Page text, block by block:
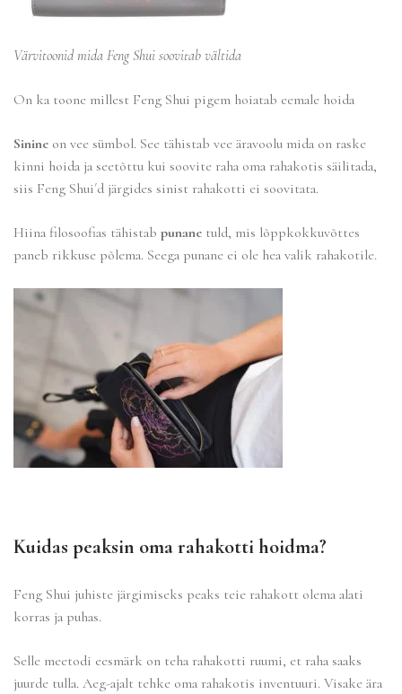
Värvitoonid mida Feng Shui soovitab vältida
On ka toone millest Feng Shui pigem hoiatab eemale hoida
Sinine on vee sümbol. See tähistab vee äravoolu mida on raske
kinni hoida ja seetõttu kui soovite raha oma rahakotis säilitada,
siis Feng Shui´d järgides sinist rahakotti ei soovitata.
Hiina filosoofias tähistab punane tuld, mis lõppkokkuvõttes
paneb rikkuse põlema. Seega punane ei ole hea valik rahakotile.
Kuidas peaksin oma rahakottihoidma?
Feng Shui juhiste järgimiseks peaks teie rahakott olema alati
korras ja puhas.
Selle meetodi eesmärk on teha rahakotti ruumi, et raha saaks
juurde tulla. Aeg-ajalt tehke oma rahakotis inventuuri. Visake ära